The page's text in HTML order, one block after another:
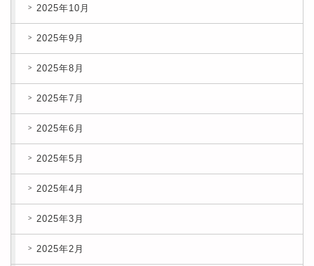
2025年10月
2025年9月
2025年8月
2025年7月
2025年6月
2025年5月
2025年4月
2025年3月
2025年2月